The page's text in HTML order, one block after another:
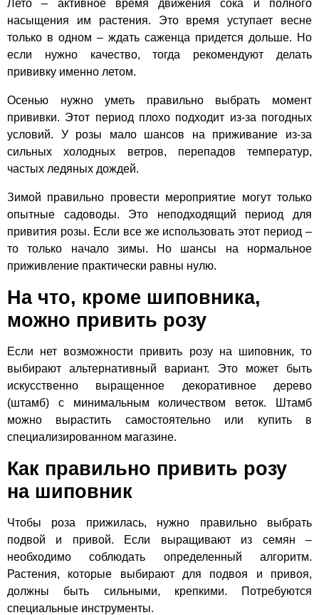
Лето – активное время движения сока и полного
насыщения им растения. Это время уступает весне
только в одном – ждать саженца придется дольше. Но
если нужно качество, тогда рекомендуют делать
прививку именно летом.
Осенью нужно уметь правильно выбрать момент
прививки. Этот период плохо подходит из-за погодных
условий. У розы мало шансов на приживание из-за
сильных холодных ветров, перепадов температур,
частых ледяных дождей.
Зимой правильно провести мероприятие могут только
опытные садоводы. Это неподходящий период для
привития розы. Если все же использовать этот период –
то только начало зимы. Но шансы на нормальное
приживление практически равны нулю.
На что, кроме шиповника,
можно привить розу
Если нет возможности привить розу на шиповник, то
выбирают альтернативный вариант. Это может быть
искусственно выращенное декоративное дерево
(штамб) с минимальным количеством веток. Штамб
можно вырастить самостоятельно или купить в
специализированном магазине.
Как правильно привить розу
на шиповник
Чтобы роза прижилась, нужно правильно выбрать
подвой и привой. Если выращивают из семян –
необходимо соблюдать определенный алгоритм.
Растения, которые выбирают для подвоя и привоя,
должны быть сильными, крепкими. Потребуются
специальные инструменты.